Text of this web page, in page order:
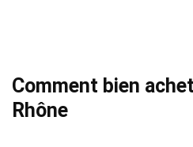
Comment bien
Rhône